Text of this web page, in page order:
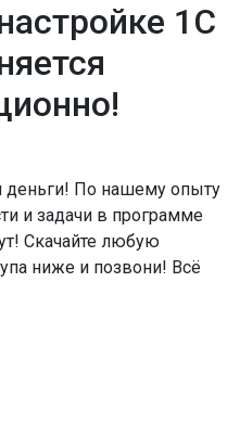
1С
По нашему опыту
и задачи в программе
Скачайте любую
ниже и позвони! Всё